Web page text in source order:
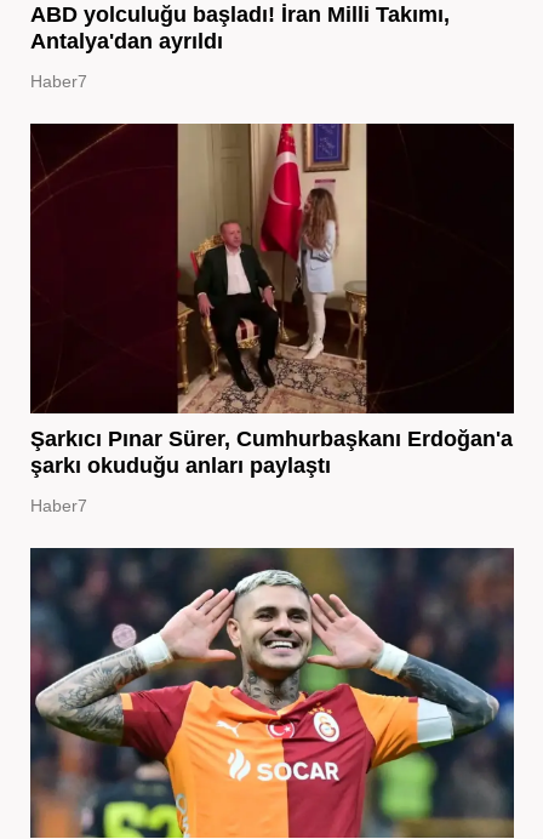
ABD yolculuğu başladı! İran Milli Takımı,
Antalya'dan ayrıldı
Haber7
Şarkıcı Pınar Sürer, Cumhurbaşkanı Erdoğan'a
şarkı okuduğu anları paylaştı
Haber7